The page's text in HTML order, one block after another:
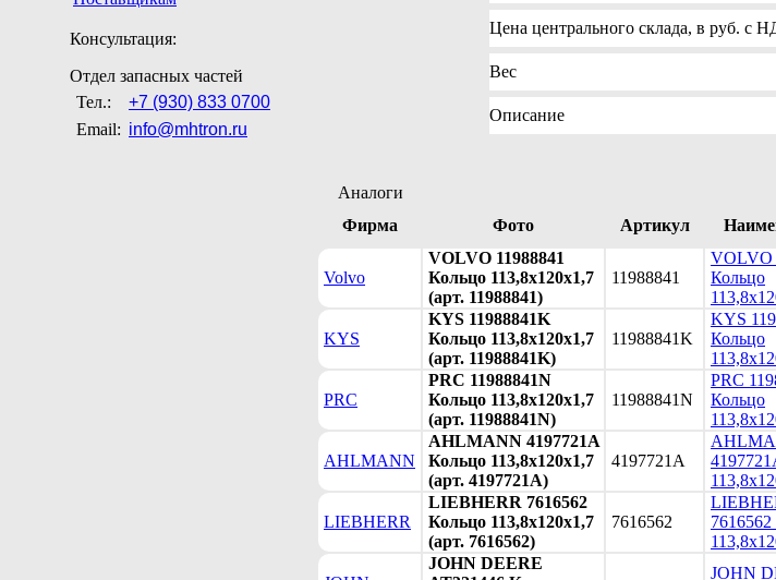
Консультация:
Отдел запасных частей
Тел.:
+7 (930) 833 0700
Email: info@mhtron.ru
Цена центрального склада, в руб. с
Вес
Описание
Аналоги
Фирма
Фото Артикул
Volvo
VOLVO 11988841
Кольцо 113,8х120х1,7
(арт. 11988841)
11988841
VOLVO
Кольцо
KYS
KYS 11988841K
Кольцо 113,8х120х1,7
(арт. 11988841K)
11988841K
KYS
Кольцо
PRC
PRC 11988841N
Кольцо 113,8х120х1,7
(арт. 11988841N)
11988841N
PRC
Кольцо
AHLMANN
AHLMANN 4197721A
Кольцо 113,8х120х1,7
(арт. 4197721A)
4197721A
LIEBHERR
LIEBHERR 7616562
Кольцо 113,8х120х1,7
(арт. 7616562)
7616562
JOHN DEERE
JOHN